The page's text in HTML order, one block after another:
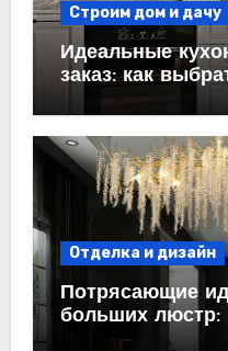
Строим дом и дачу
Идеальные
заказ: как
Отделка и дизайн
Потрясающие
больших люстр:
идеальный